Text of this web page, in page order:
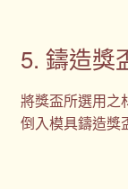
5. 鑄造獎
將獎盃所選用之
倒入模具鑄造獎